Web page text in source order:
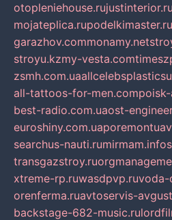
otopleniehouse.rujustinterior.ru
mojateplica.rupodelkimaster.ru
garazhov.commonamy.net
stroyu.kzmy-vesta.com
zsmh.com.ua
all-tattoos-for-men.com
best-radio.com.uaost-
euroshiny.com.ua
searchus-nauti.rumirmam.info
transgazstroy.ru
xtreme-rp.ruwasdpvp.ruvoda-
orenferma.ruavtoservis-
backstage-682-music.ru